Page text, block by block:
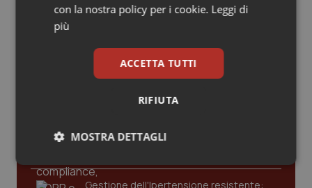
Quotidiano Cardiologia
Quotidiano Chirurgia
Quotidiano Oncologia
Quotidiano Pediatria
Rene & patologie urogenitali
Ultime analisi e review da QS Pro
compliance, GDPR e Risk management
Gestione dell'Ipertensione resistente:
con la nostra policy per i cookie. Leggi di
più
ACCETTA TUTTI
RIFIUTA
MOSTRA DETTAGLI
Necessari Statistici Marketing